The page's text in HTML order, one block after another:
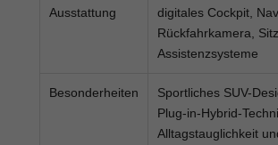
Ausstattung
digitales Cockpit,
Rückfahrkamera,
Assistenzsysteme
Besonderheiten
Sportliches SUV-
Plug-in-Hybrid-
Alltagstauglichkeit